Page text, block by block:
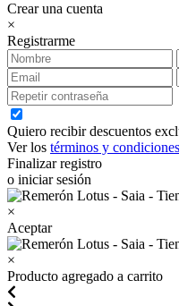
Crear una cuenta
×
Registrarme
Quiero recibir descuentos
Ver los términos y condiciones
Finalizar registro
o iniciar sesión
×
Aceptar
×
Producto agregado a carrito